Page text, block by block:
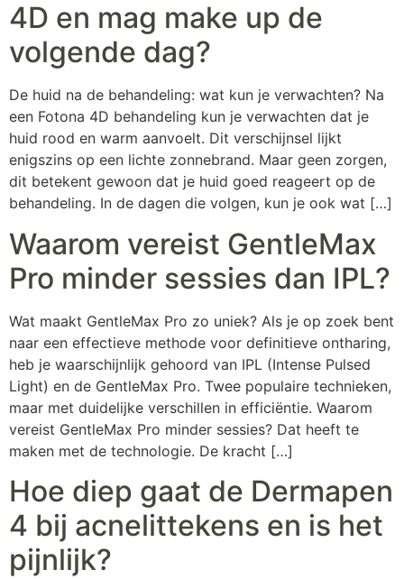
4D en mag make up de
volgende dag?
De huid na de behandeling: wat kun je verwachten? Na
een Fotona 4D behandeling kun je verwachten dat je
huid rood en warm aanvoelt. Dit verschijnsel lijkt
enigszins op een lichte zonnebrand. Maar geen zorgen,
dit betekent gewoon dat je huid goed reageert op de
behandeling. In de dagen die volgen, kun je ook wat […]
Waarom vereist GentleMax
Pro minder sessies dan IPL?
Wat maakt GentleMax Pro zo uniek? Als je op zoek bent
naar een effectieve methode voor definitieve ontharing,
heb je waarschijnlijk gehoord van IPL (Intense Pulsed
Light) en de GentleMax Pro. Twee populaire technieken,
maar met duidelijke verschillen in efficiëntie. Waarom
vereist GentleMax Pro minder sessies? Dat heeft te
maken met de technologie. De kracht […]
Hoe diep gaat de Dermapen
4 bij acnelittekens en is het
pijnlijk?